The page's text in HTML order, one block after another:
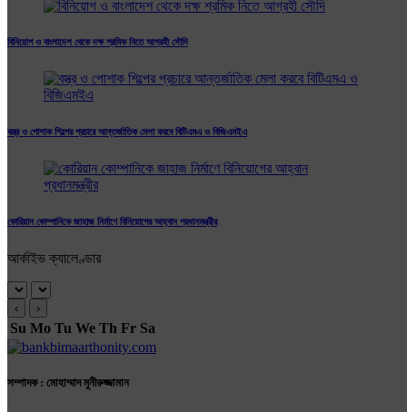
বিনিয়োগ ও বাংলাদেশ থেকে দক্ষ শ্রমিক নিতে আগ্রহী সৌদি
বস্ত্র ও পোশাক শিল্পের প্রচারে আন্তর্জাতিক মেলা করবে বিটিএমএ ও বিজিএমইএ
কোরিয়ান কোম্পানিকে জাহাজ নির্মাণে বিনিয়োগের আহ্বান প্রধানমন্ত্রীর
আর্কাইভ ক্যালেণ্ডার
‹ ›
Su Mo Tu We Th Fr Sa
সম্পাদক : মোহাম্মাদ মুনীরুজ্জামান